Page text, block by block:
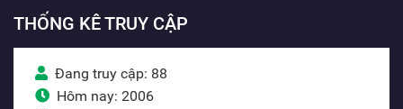
THỐNG KÊ TRUY CẬP
Đang truy cập: 88
Hôm nay: 2006